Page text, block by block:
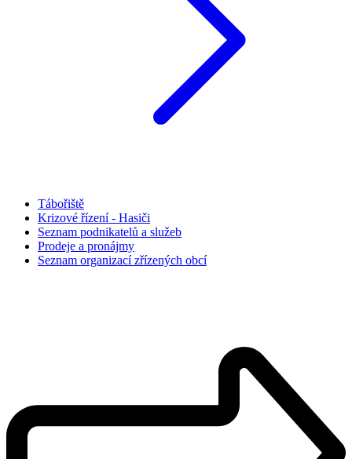
Tábořiště
Krizové řízení - Hasiči
Seznam podnikatelů a služeb
Prodeje a pronájmy
Seznam organizací zřízených obcí